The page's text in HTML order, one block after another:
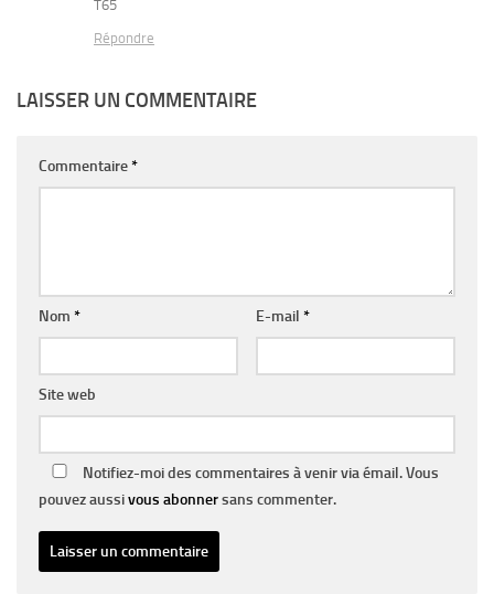
T65
Répondre
LAISSER UN COMMENTAIRE
Commentaire*
Nom * E-mail *
Site web
Notifiez-moi des commentaires à venir via émail. Vous
pouvez aussivous abonnersans commenter.